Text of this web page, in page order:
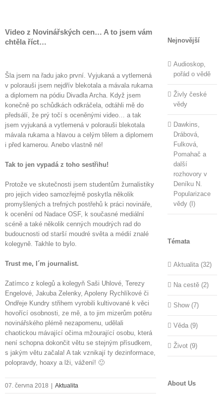
Video z Novinářských cen… A to jsem vám
chtěla říct…
Šla jsem na řadu jako první. Vyjukaná a vytlemená
v polorauši jsem nejdřív blekotala a mávala rukama
a diplomem na pódiu Divadla Archa. Když jsem
konečně po schůdkách odkráčela, odtáhli mě do
předsálí, že prý točí s oceněnými video… a tak
jsem vyjukaná a vytlemená v polorauši blekotala
mávala rukama a hlavou a celým tělem a diplomem
i před kamerou. Anebo vlastně né!
Tak to jen vypadá z toho sestřihu!
Protože ve skutečnosti jsem studentům žurnalistiky
pro jejich video samozřejmě poskytla několik
promyšlených a trefných postřehů k práci novináře,
k ocenění od Nadace OSF, k současné mediální
scéně a také několik cenných moudrých rad do
budoucnosti od starší moudré světa a médií znalé
kolegyně. Takhle to bylo.
Trust me, I´m journalist.
Zatímco z kolegů a kolegyň Saši Uhlové, Terezy
Engelové, Jakuba Zelenky, Apoleny Rychlíkové či
Ondřeje Kundry střihem vyrobili kultivované k věci
hovořící osobnosti, ze mě, a to jim mizerům potěru
novinářského plémě nezapomenu, udělali
chaotickou mávající očima mžourající osobu, která
není schopna dokončit větu se stejným přísudkem,
s jakým větu začala! A tak vznikají ty dezinformace,
polopravdy, hoaxy a lži, vážení! 🙂
07. června 2018 Aktualita
Nejnovější
Audioskop,
pořád o vědě
Živly české
vědy
Dawkins,
Drábová,
Fulková,
Pomahač a
další
rozhovory v
Deníku N.
Popularizace
vědy (I)
Témata
Aktualita (32)
Na cestě (2)
Show (7)
Věda (9)
Život (9)
About Us